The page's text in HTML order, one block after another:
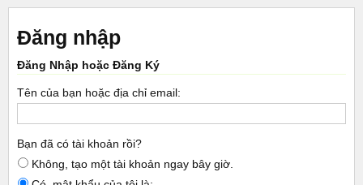
Đăng nhập
Đăng Nhập hoặc Đăng Ký
Tên của bạn hoặc địa chỉ email:
Bạn đã có tài khoản rồi?
Không, tạo một tài khoản ngay bây giờ.